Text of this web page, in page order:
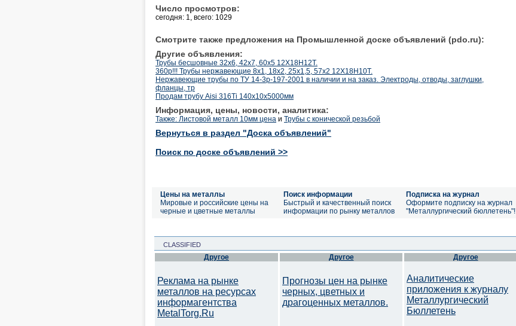
Число просмотров:
сегодня: 1, всего: 1029
Смотрите также предложения на Промышленной доске объявлений (pdo.ru):
Другие объявления:
Трубы бесшовные 32х6, 42х7, 60х5 12Х18Н12Т.
360р!!! Трубы нержавеющие 8х1, 18х2, 25х1,5, 57х2 12Х18Н10Т.
Нержавеющие трубы по ТУ 14-3р-197-2001 в наличии и на заказ. Электроды, отводы, заглушки,
фланцы, тр
Продам трубу Aisi 316Ti 140x10x5000мм
Информация, цены, новости, аналитика:
Также: Листовой металл 10мм цена и Трубы с конической резьбой
Вернуться в раздел "Доска объявлений"
Поиск по доске объявлений >>
Цены на металлы
Мировые и российские цены на
черные и цветные металлы
Поиск информации
Быстрый и качественный поиск
информации по рынку металлов
Подписка на журнал
Оформите подписку на журнал
"Металлургический бюллетень"!
CLASSIFIED
Другое
Реклама на рынке
металлов на ресурсах
информагентства
MetalTorg.Ru
Другое
Прогнозы цен на рынке
черных, цветных и
драгоценных металлов.
Другое
Аналитические
приложения к журналу
Металлургический
Бюллетень